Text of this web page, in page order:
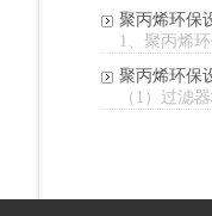
聚丙烯环保
1、聚丙烯
聚丙烯环保
（1）过滤